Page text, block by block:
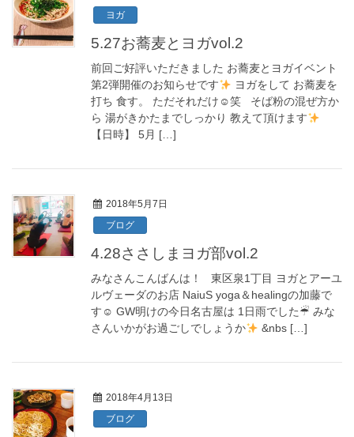
ヨガ
5.27お蕎麦とヨガvol.2
前回ご好評いただきました お蕎麦とヨガイベント
第2弾開催のお知らせです
ヨガをして お蕎麦を
打ち 食す。 ただそれだけ☺︎笑 そば粉の混ぜ方か
ら 湯がきかたまでしっかり 教えて頂けます
【日時】 5月 […]
2018年5月7日
ブログ
4.28ささしまヨガ部vol.2
‎みなさんこんばんは！ 東区泉1丁目 ヨガとアーユ
ルヴェーダのお店 NaiuS yoga＆healingの加藤で
す☺︎ GW明けの今日名古屋は 1日雨でした☔︎ みな
さんいかがお過ごしでしょうか
&nbs […]
2018年4月13日
ブログ